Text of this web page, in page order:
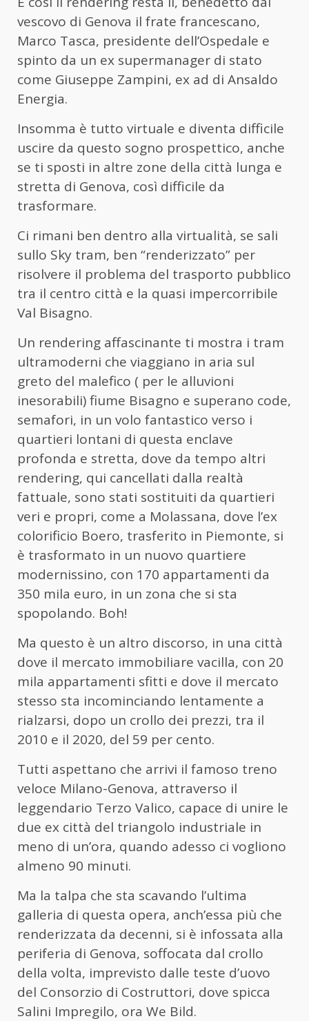
vescovo di Genova il frate francescano,
Marco Tasca, presidente dell’Ospedale e
spinto da un ex supermanager di stato
come Giuseppe Zampini, ex ad di Ansaldo
Energia.
Insomma è tutto virtuale e diventa difficile
uscire da questo sogno prospettico, anche
se ti sposti in altre zone della città lunga e
stretta di Genova, così difficile da
trasformare.
Ci rimani ben dentro alla virtualità, se sali
sullo Sky tram, ben “renderizzato” per
risolvere il problema del trasporto pubblico
tra il centro città e la quasi impercorribile
Val Bisagno.
Un rendering affascinante ti mostra i tram
ultramoderni che viaggiano in aria sul
greto del malefico ( per le alluvioni
inesorabili) fiume Bisagno e superano code,
semafori, in un volo fantastico verso i
quartieri lontani di questa enclave
profonda e stretta, dove da tempo altri
rendering, qui cancellati dalla realtà
fattuale, sono stati sostituiti da quartieri
veri e propri, come a Molassana, dove l’ex
colorificio Boero, trasferito in Piemonte, si
è trasformato in un nuovo quartiere
modernissino, con 170 appartamenti da
350 mila euro, in un zona che si sta
spopolando. Boh!
Ma questo è un altro discorso, in una città
dove il mercato immobiliare vacilla, con 20
mila appartamenti sfitti e dove il mercato
stesso sta incominciando lentamente a
rialzarsi, dopo un crollo dei prezzi, tra il
2010 e il 2020, del 59 per cento.
Tutti aspettano che arrivi il famoso treno
veloce Milano-Genova, attraverso il
leggendario Terzo Valico, capace di unire le
due ex città del triangolo industriale in
meno di un’ora, quando adesso ci vogliono
almeno 90 minuti.
Ma la talpa che sta scavando l’ultima
galleria di questa opera, anch’essa più che
renderizzata da decenni, si è infossata alla
periferia di Genova, soffocata dal crollo
della volta, imprevisto dalle teste d’uovo
del Consorzio di Costruttori, dove spicca
Salini Impregilo, ora We Bild.